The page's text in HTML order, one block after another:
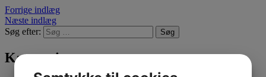
Forrige indlæg
Næste indlæg
Søg efter:
Kategorier